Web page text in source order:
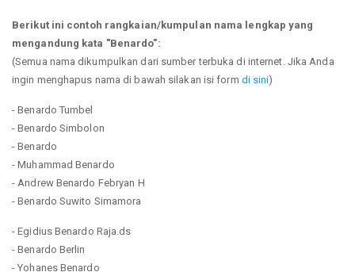
Berikut ini contoh rangkaian/kumpulan nama lengkap yang
mengandung kata "Benardo":
(Semua nama dikumpulkan dari sumber terbuka di internet. Jika Anda
ingin menghapus nama di bawah silakan isi form di sini)
- Benardo Tumbel
- Benardo Simbolon
- Benardo
- Muhammad Benardo
- Andrew Benardo Febryan H
- Benardo Suwito Simamora
- Egidius Benardo Raja.ds
- Benardo Berlin
- Yohanes Benardo